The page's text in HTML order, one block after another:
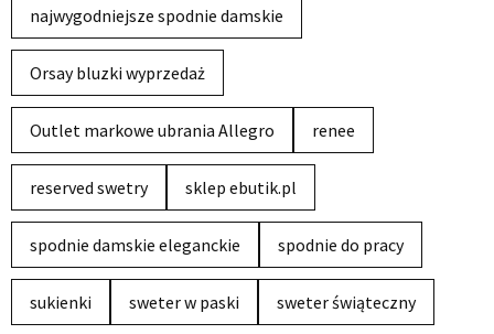
najwygodniejsze spodnie damskie
Orsay bluzki wyprzedaż
Outlet markowe ubrania Allegro renee
reserved swetry sklep ebutik.pl
spodnie damskie eleganckie spodnie do pracy
sukienki sweter w paski sweter świąteczny